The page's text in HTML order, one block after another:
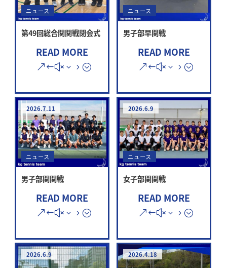
ニュース
第49回総合関関戦閉会式
READ MORE
ニュース
男子部早関戦
READ MORE
2026.7.11
ニュース
男子部関関戦
READ MORE
2026.6.9
ニュース
女子部関関戦
READ MORE
2026.6.9 2026.4.18